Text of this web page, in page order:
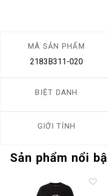
MÃ SẢN PHẨM
2183B311-020
BIỆT DANH
GIỚI TÍNH
Sản phẩm nổi